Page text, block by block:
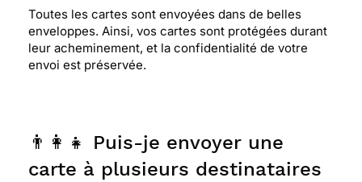
Toutes les cartes sont envoyées dans de belles
enveloppes. Ainsi, vos cartes sont protégées durant
leur acheminement, et la confidentialité de votre
envoi est préservée.
👨‍👩‍👧 Puis-je envoyer une
carte à plusieurs destinataires